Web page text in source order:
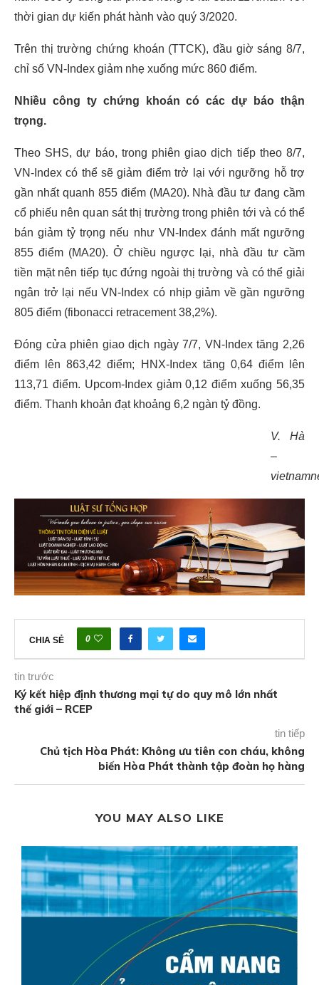
thời gian dự kiến phát hành vào quý 3/2020.
Trên thị trường chứng khoán (TTCK), đầu giờ sáng 8/7,
chỉ số VN-Index giảm nhẹ xuống mức 860 điểm.
Nhiều công ty chứng khoán có các dự báo thận
trọng.
Theo SHS, dự báo, trong phiên giao dịch tiếp theo 8/7,
VN-Index có thể sẽ giảm điểm trở lại với ngưỡng hỗ trợ
gần nhất quanh 855 điểm (MA20). Nhà đầu tư đang cầm
cổ phiếu nên quan sát thị trường trong phiên tới và có thể
bán giảm tỷ trọng nếu như VN-Index đánh mất ngưỡng
855 điểm (MA20). Ở chiều ngược lại, nhà đầu tư cầm
tiền mặt nên tiếp tục đứng ngoài thị trường và có thể giải
ngân trở lại nếu VN-Index có nhịp giảm về gần ngưỡng
805 điểm (fibonacci retracement 38,2%).
Đóng cửa phiên giao dịch ngày 7/7, VN-Index tăng 2,26
điểm lên 863,42 điểm; HNX-Index tăng 0,64 điểm lên
113,71 điểm. Upcom-Index giảm 0,12 điểm xuống 56,35
điểm. Thanh khoản đạt khoảng 6,2 ngàn tỷ đồng.
V. Hà
–
CHIA SẺ 0
tin trước
Ký kết hiệp định thương mại tự do quy mô lớn nhất
thế giới – RCEP
tin tiếp
Chủ tịch Hòa Phát: Không ưu tiên con cháu, không
biến Hòa Phát thành tập đoàn họ hàng
YOU MAY ALSO LIKE